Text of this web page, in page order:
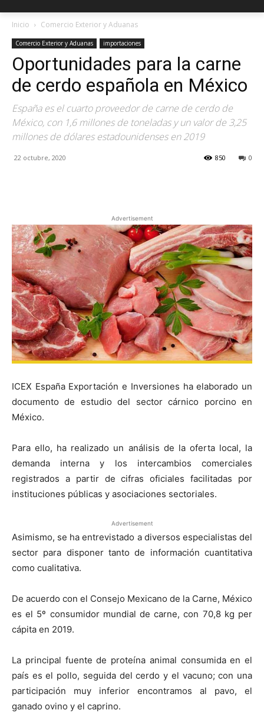
Inicio Comercio Exterior y Aduanas
Comercio Exterior y Aduanas importaciones
Oportunidades para la carne
de cerdo española en México
España es el cuarto proveedor de carne de cerdo de
México, con 1,6 millones de toneladas y un valor de 3,25
millones de dólares estadounidenses en 2019
22 octubre, 2020 0
850
Advertisement
ICEX España Exportación e Inversiones ha elaborado un
documento de estudio del sector cárnico porcino en
México.
Para ello, ha realizado un análisis de la oferta local, la
demanda interna y los intercambios comerciales
registrados a partir de cifras oficiales facilitadas por
instituciones públicas y asociaciones sectoriales.
Advertisement
Asimismo, se ha entrevistado a diversos especialistas del
sector para disponer tanto de información cuantitativa
como cualitativa.
De acuerdo con el Consejo Mexicano de la Carne, México
es el 5º consumidor mundial de carne, con 70,8 kg per
cápita en 2019.
La principal fuente de proteína animal consumida en el
país es el pollo, seguida del cerdo y el vacuno; con una
participación muy inferior encontramos al pavo, el
ganado ovino y el caprino.